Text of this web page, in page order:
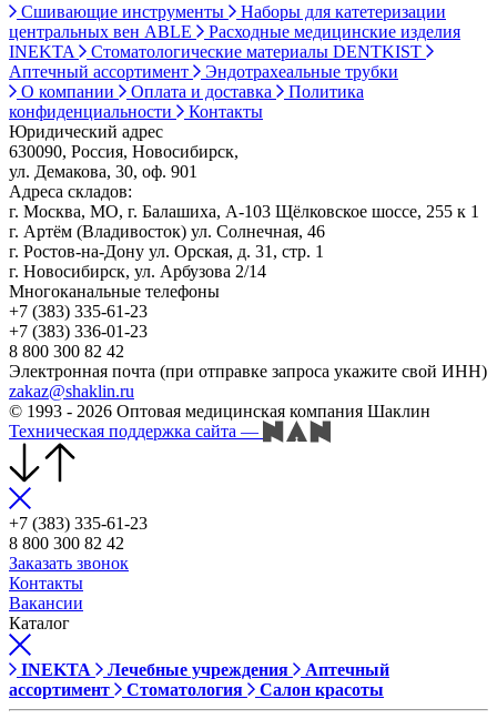
Сшивающие инструменты
Наборы для катетеризации
центральных вен ABLE
Расходные медицинские изделия
INEKTA
Стоматологические материалы DENTKIST
Аптечный ассортимент
Эндотрахеальные трубки
О компании
Оплата и доставка
Политика
конфиденциальности
Контакты
Юридический адрес
630090, Россия, Новосибирск,
ул. Демакова, 30, оф. 901
Адреса складов:
г. Москва, МО, г. Балашиха, А-103 Щёлковское шоссе, 255 к 1
г. Артём (Владивосток) ул. Солнечная, 46
г. Ростов-на-Дону ул. Орская, д. 31, стр. 1
г. Новосибирск, ул. Арбузова 2/14
Многоканальные телефоны
+7 (383) 335-61-23
+7 (383) 336-01-23
8 800 300 82 42
Электронная почта (при отправке запроса укажите свой ИНН)
zakaz@shaklin.ru
© 1993 - 2026 Оптовая медицинская компания Шаклин
Техническая поддержка сайта —
+7 (383) 335-61-23
8 800 300 82 42
Заказать звонок
Контакты
Вакансии
Каталог
INEKTA Лечебные учреждения
Аптечный
ассортимент
Стоматология Салон красоты